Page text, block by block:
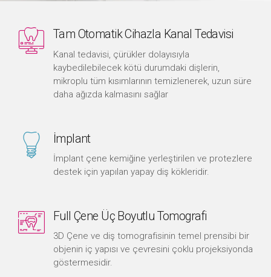
Tam Otomatik Cihazla Kanal Tedavisi
Kanal tedavisi, çürükler dolayısıyla
kaybedilebilecek kötü durumdaki dişlerin,
mikroplu tüm kısımlarının temizlenerek, uzun süre
daha ağızda kalmasını sağlar
İmplant
İmplant çene kemiğine yerleştirilen ve protezlere
destek için yapılan yapay diş kökleridir.
Full Çene Üç Boyutlu Tomografi
3D Çene ve diş tomografisinin temel prensibi bir
objenin iç yapısı ve çevresini çoklu projeksiyonda
göstermesidir.